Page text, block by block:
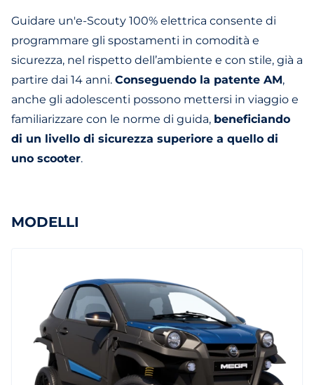
Guidare un'e-Scouty 100% elettrica consente di
programmare gli spostamenti in comodità e
sicurezza, nel rispetto dell’ambiente e con stile, già a
partire dai 14 anni. Conseguendo la patente AM,
anche gli adolescenti possono mettersi in viaggio e
familiarizzare con le norme di guida, beneficiando
di un livello di sicurezza superiore a quello di
uno scooter.
MODELLI